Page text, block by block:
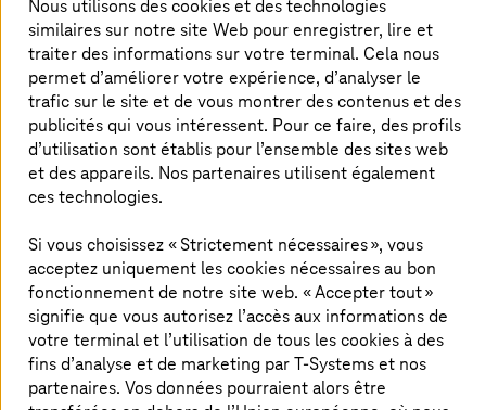
T-Systems France ne garantit pas que les informations
sur ce site web sont complètes, exactes et à jour. Ceci
s’applique également à tous les liens cités sur ce site
web, directement ou indirectement.T-SystemsFrance
n’est pas responsable pour le contenu des pages
accessibles en cliquant sur un quelconque lien du site
web.
France se réserve le droit de changer ou
ajouter toute information sans préavis préalable.
En rendant ces informations disponibles sur le site,
T-SystemsFrance n’établit aucune base d’offre, de
consultation ou relation contractuelle équivalente . Toute
responsabilité pour l’utilisation du contenu du site web
ou l’exactitude du contenu ou la disponibilité du site web
est exclue.
Nous utilisons des cookies et des technologies
similaires sur notre site Web pour enregistrer, lire et
traiter des informations sur votre terminal. Cela nous
permet d’améliorer votre expérience, d’analyser le
trafic sur le site et de vous montrer des contenus et des
publicités qui vous intéressent. Pour ce faire, des profils
d’utilisation sont établis pour l’ensemble des sites web
et des appareils. Nos partenaires utilisent également
ces technologies.
Si vous choisissez « Strictement nécessaires », vous
acceptez uniquement les cookies nécessaires au bon
fonctionnement de notre site web. « Accepter tout »
signifie que vous autorisez l’accès aux informations de
votre terminal et l’utilisation de tous les cookies à des
fins d’analyse et de marketing parT-Systemset nos
partenaires. Vos données pourraient alors être